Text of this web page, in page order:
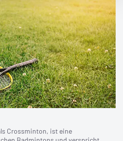
Crossminton, ist eine